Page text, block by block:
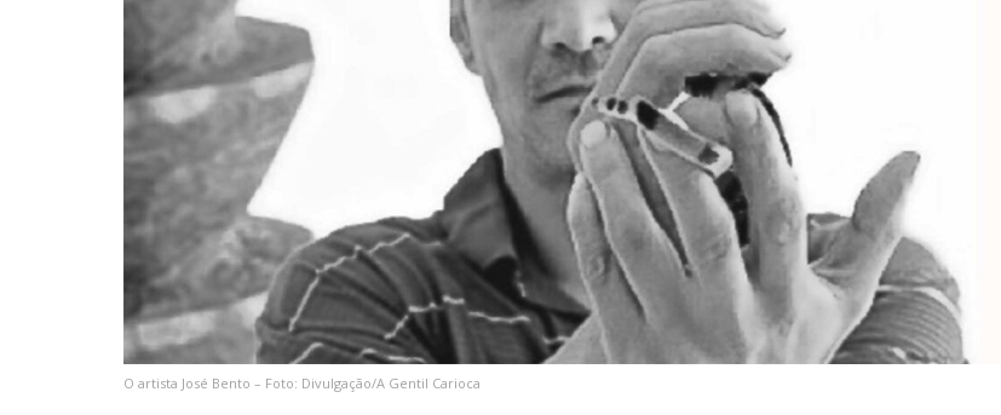
O artista José Bento – Foto: Divulgação/A Gentil Carioca